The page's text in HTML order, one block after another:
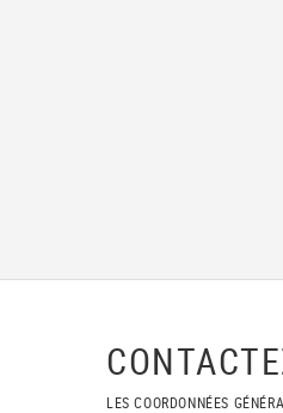
LES COORDONNÉES